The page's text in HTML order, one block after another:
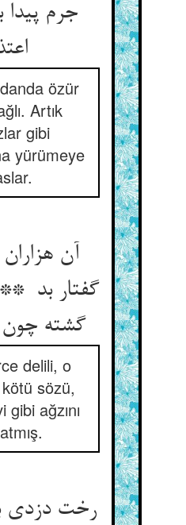
جرم پیدا
özür
Artık
gibi
yürümeye
آن
گفتار بد
گشته چون مسمار بد
delili, o
sözü,
gibi ağzını
رخت دزدی